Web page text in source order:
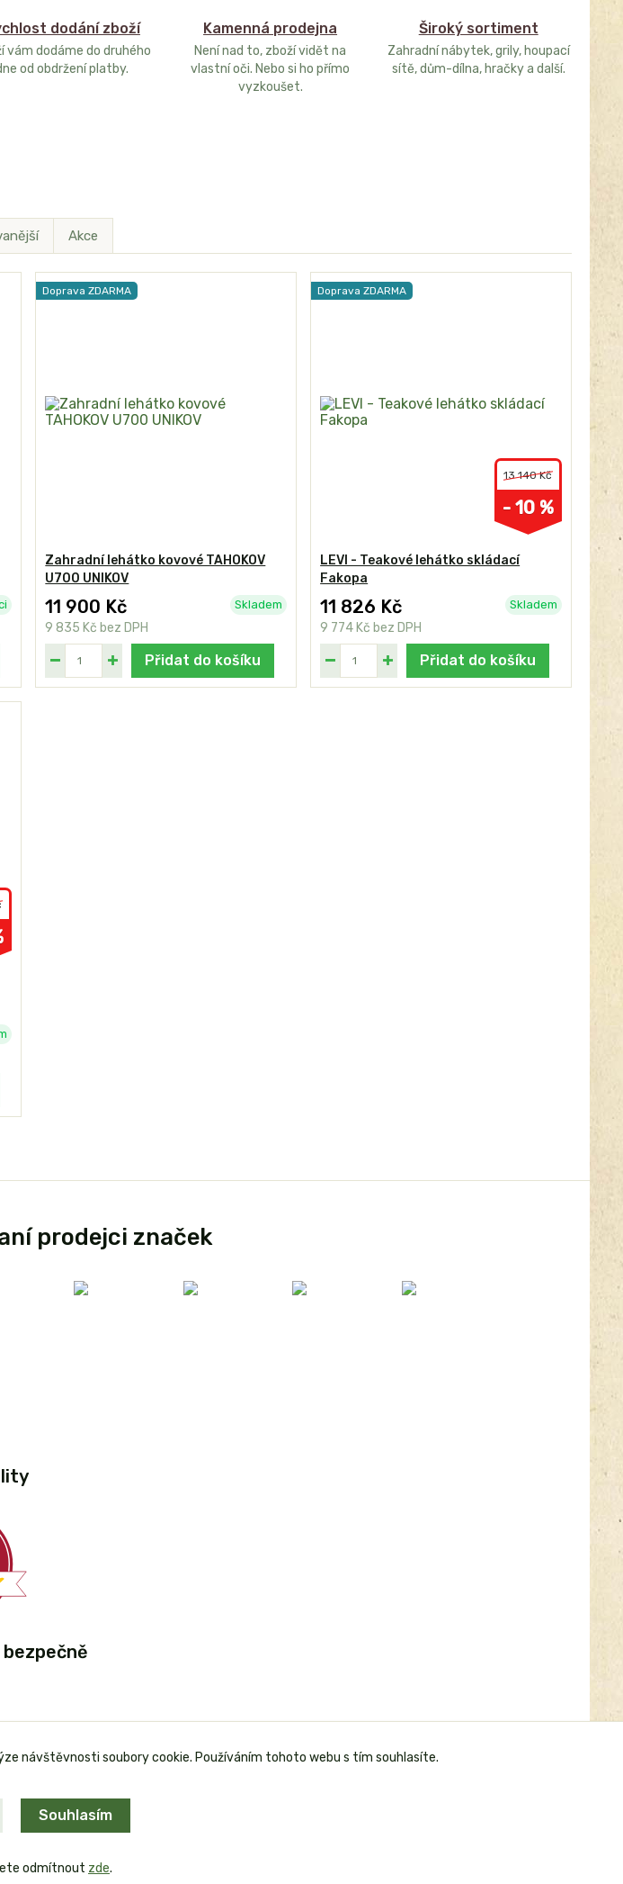
dodání zboží
vám dodáme do druhého
od obdržení platby.
Kamenná prodejna
Není nad to, zboží vidět na
vlastní oči. Nebo si ho přímo
vyzkoušet.
Široký sortiment
Zahradní nábytek, grily, houpací
sítě, dům-dílna, hračky a další.
Akce
Doprava ZDARMA
Zahradní lehátko kovové TAHOKOV
U700 UNIKOV
11 900 Kč
9 835 Kč bez DPH
Skladem
Přidat do košíku
Doprava ZDARMA
13 140 Kč
- 10 %
LEVI - Teakové lehátko skládací
Fakopa
11 826 Kč
9 774 Kč bez DPH
Skladem
Přidat do košíku
prodejci značek
návštěvnosti soubory cookie. Používáním tohoto webu s tím souhlasíte.
Souhlasím
odmítnout zde.